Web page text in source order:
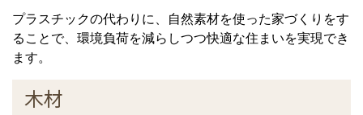
プラスチックの代わりに、自然素材を使った家づくりをす
ることで、環境負荷を減らしつつ快適な住まいを実現でき
ます。
木材